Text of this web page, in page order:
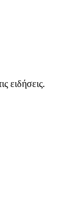
ειδήσεις.